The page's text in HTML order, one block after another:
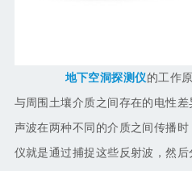
地下空洞探测仪的工作
与周围土壤介质之间存在的电性
声波在两种不同的介质之间传播
仪就是通过捕捉这些反射波，然